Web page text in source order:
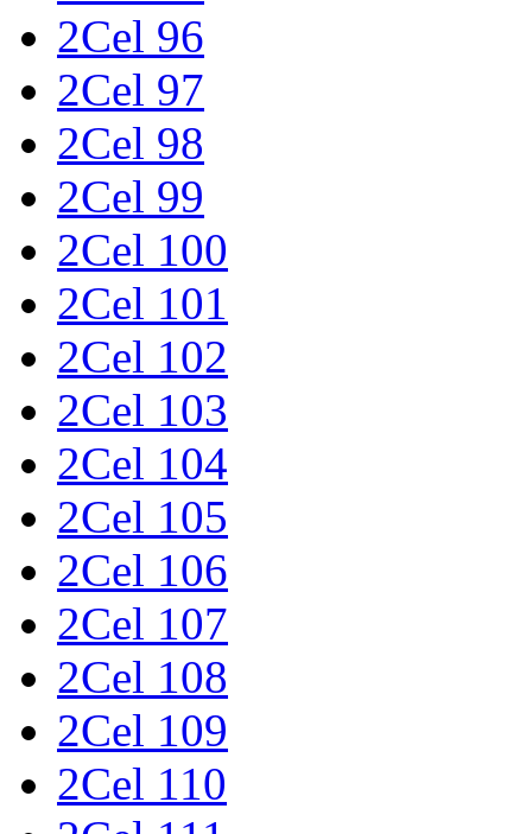
2Cel 96
2Cel 97
2Cel 98
2Cel 99
2Cel 100
2Cel 101
2Cel 102
2Cel 103
2Cel 104
2Cel 105
2Cel 106
2Cel 107
2Cel 108
2Cel 109
2Cel 110